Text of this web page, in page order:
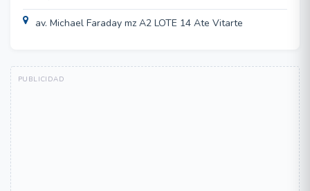
av. Michael Faraday mz A2 LOTE 14 Ate Vitarte